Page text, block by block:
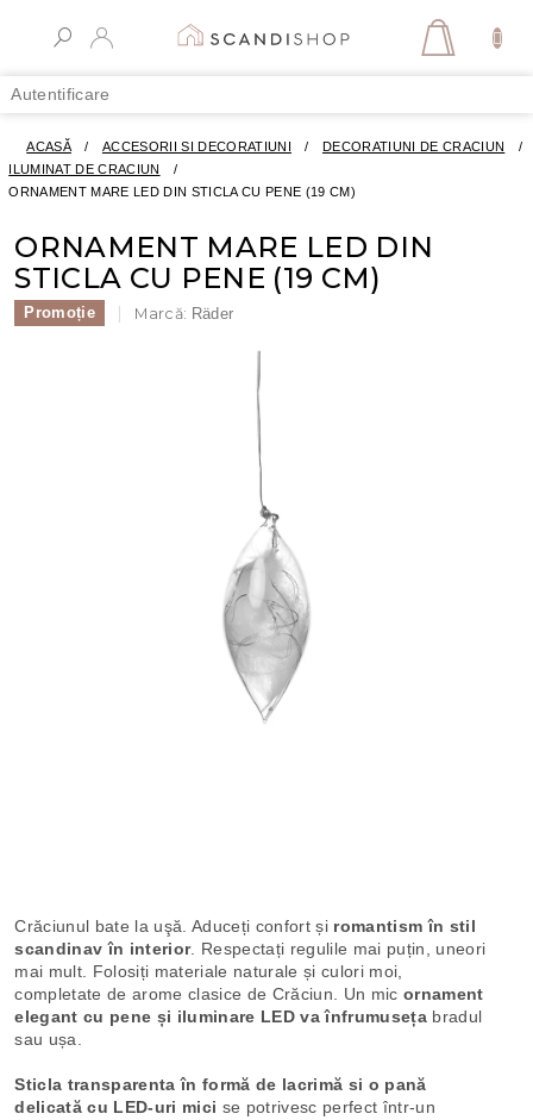
conținut
Autentificare
COŞ
ACASĂ / ACCESORII SI DECORATIUNI / DECORATIUNI DE CRACIUN
/
ILUMINAT DE CRACIUN
/
ORNAMENT MARE LED DIN STICLA CU PENE (19 CM)
ORNAMENT MARE LED DIN
STICLA CU PENE (19 CM)
Promoție Marcă: Räder
Crăciunul bate la uşă. Aduceți confort șiromantism în stil
scandinav în interior. Respectați regulile mai puțin, uneori
mai mult. Folosiți materiale naturale și culori moi,
completate de arome clasice de Crăciun. Un mic ornament
elegant cu pene și iluminare LED va înfrumusețabradul
sau ușa.
Sticla transparenta în formă de lacrimă si o pană
delicată cu LED-uri mici se potrivesc perfect într-un